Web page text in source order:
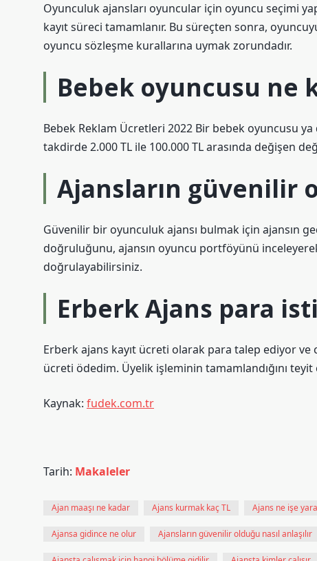
Oyunculuk ajansları oyuncular için oyuncu seçimi
kayıt süreci tamamlanır. Bu süreçten sonra,
oyuncu sözleşme kurallarına uymak zorundadır.
Bebek oyuncusu ne
Bebek Reklam Ücretleri 2022 Bir bebek oyuncusu
takdirde 2.000 TL ile 100.000 TL arasında değişen
Ajansların güvenilir
Güvenilir bir oyunculuk ajansı bulmak için ajansın
doğruluğunu, ajansın oyuncu portföyünü
doğrulayabilirsiniz.
Erberk Ajans para
Erberk ajans kayıt ücreti olarak para talep ediyor ve
ücreti ödedim. Üyelik işleminin tamamlandığını
Kaynak: fudek.com.tr
Tarih: Makaleler
Ajan maaşı ne kadar Ajans kurmak kaç TL Ajans ne işe
Ajansa gidince ne olur Ajansların güvenilir olduğu nasıl anlaşılır